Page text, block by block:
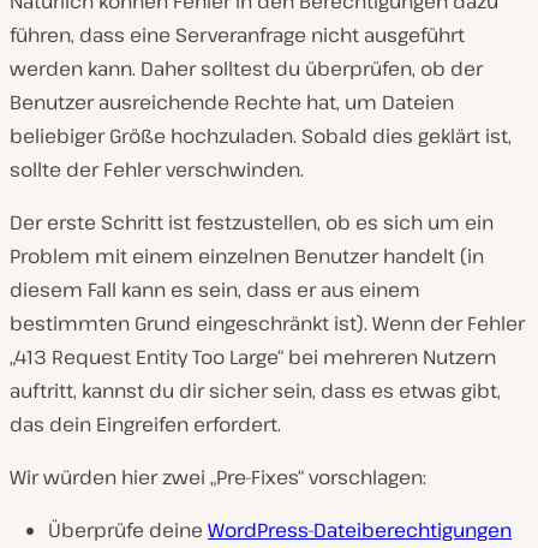
führen, dass eine Serveranfrage nicht ausgeführt
werden kann. Daher solltest du überprüfen, ob der
Benutzer ausreichende Rechte hat, um Dateien
beliebiger Größe hochzuladen. Sobald dies geklärt ist,
sollte der Fehler verschwinden.
Der erste Schritt ist festzustellen, ob es sich um ein
Problem mit einem einzelnen Benutzer handelt (in
diesem Fall kann es sein, dass er aus einem
bestimmten Grund eingeschränkt ist). Wenn der Fehler
„413 Request Entity Too Large“ bei mehreren Nutzern
auftritt, kannst du dir sicher sein, dass es etwas gibt,
das dein Eingreifen erfordert.
Wir würden hier zwei „Pre-Fixes“ vorschlagen:
Überprüfe deine WordPress-Dateiberechtigungen